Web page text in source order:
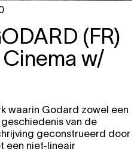
(FR)
w/
waarin Godard zowel een
van de
geconstrueerd door
een niet-lineair